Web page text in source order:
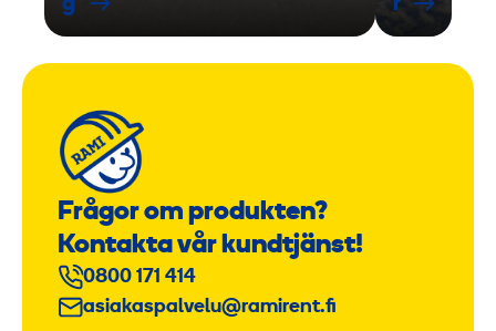
g
r
Frågor om produkten?
Kontakta vår kundtjänst!
0800 171 414
asiakaspalvelu@ramirent.fi